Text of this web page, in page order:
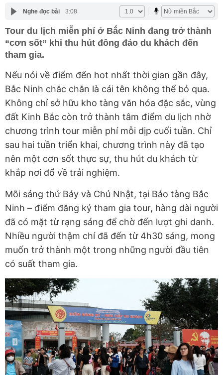
Nghe đọc bài 3:08
Tour du lịch miễn phí ở Bắc Ninh đang trở thành
“cơn sốt” khi thu hút đông đảo du khách đến
tham gia.
Nếu nói về điểm đến hot nhất thời gian gần đây,
Bắc Ninh chắc chắn là cái tên không thể bỏ qua.
Không chỉ sở hữu kho tàng văn hóa đặc sắc, vùng
đất Kinh Bắc còn trở thành tâm điểm du lịch nhờ
chương trình tour miễn phí mỗi dịp cuối tuần. Chỉ
sau hai tuần triển khai, chương trình này đã tạo
nên một cơn sốt thực sự, thu hút du khách từ
khắp nơi đổ về trải nghiệm.
Mỗi sáng thứ Bảy và Chủ Nhật, tại Bảo tàng Bắc
Ninh – điểm đăng ký tham gia tour, hàng dài người
đã có mặt từ rạng sáng để chờ đến lượt ghi danh.
Nhiều người thậm chí đã đến từ 4h30 sáng, mong
muốn trở thành một trong những người đầu tiên
có suất tham gia.